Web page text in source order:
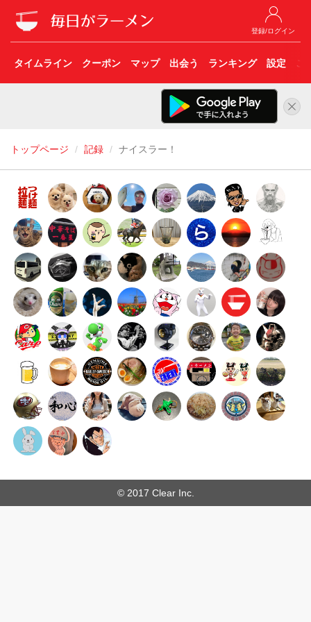
登録/ログイン
タイムライン クーポン マップ 出会う ランキング 設定 こ
トップページ 記録 ナイスラー！
© 2017 Clear Inc.